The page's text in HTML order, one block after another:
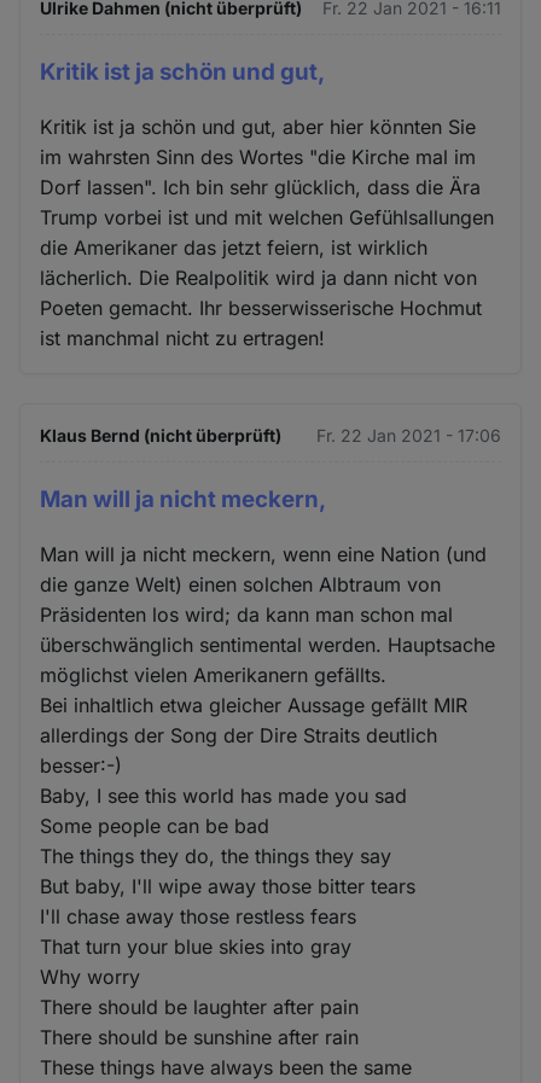
Ulrike Dahmen (nicht überprüft) Fr. 22 Jan 2021 - 16:11
Kritik ist ja schön und gut,
Kritik ist ja schön und gut, aber hier könnten Sie
im wahrsten Sinn des Wortes "die Kirche mal im
Dorf lassen". Ich bin sehr glücklich, dass die Ära
Trump vorbei ist und mit welchen Gefühlsallungen
die Amerikaner das jetzt feiern, ist wirklich
lächerlich. Die Realpolitik wird ja dann nicht von
Poeten gemacht. Ihr besserwisserische Hochmut
ist manchmal nicht zu ertragen!
Klaus Bernd (nicht überprüft) Fr. 22 Jan 2021 - 17:06
Man will ja nicht meckern,
Man will ja nicht meckern, wenn eine Nation (und
die ganze Welt) einen solchen Albtraum von
Präsidenten los wird; da kann man schon mal
überschwänglich sentimental werden. Hauptsache
möglichst vielen Amerikanern gefällts.
Bei inhaltlich etwa gleicher Aussage gefällt MIR
allerdings der Song der Dire Straits deutlich
besser:-)
Baby, I see this world has made you sad
Some people can be bad
The things they do, the things they say
But baby, I'll wipe away those bitter tears
I'll chase away those restless fears
That turn your blue skies into gray
Why worry
There should be laughter after pain
There should be sunshine after rain
These things have always been the same